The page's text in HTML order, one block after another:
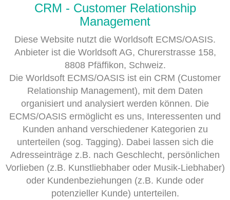
CRM - Customer Relationship
Management
Diese Website nutzt die Worldsoft ECMS/OASIS.
Anbieter ist die Worldsoft AG, Churerstrasse 158,
8808 Pfäffikon, Schweiz.
Die Worldsoft ECMS/OASIS ist ein CRM (Customer
Relationship Management), mit dem Daten
organisiert und analysiert werden können. Die
ECMS/OASIS ermöglicht es uns, Interessenten und
Kunden anhand verschiedener Kategorien zu
unterteilen (sog. Tagging). Dabei lassen sich die
Adresseinträge z.B. nach Geschlecht, persönlichen
Vorlieben (z.B. Kunstliebhaber oder Musik-Liebhaber)
oder Kundenbeziehungen (z.B. Kunde oder
potenzieller Kunde) unterteilen.